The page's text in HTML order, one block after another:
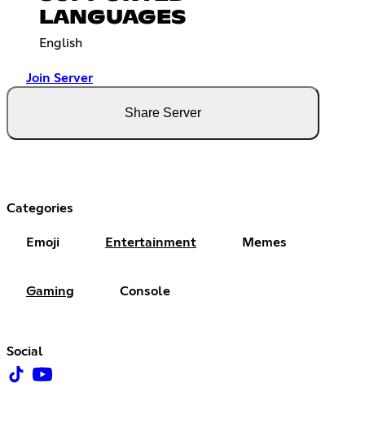
LANGUAGES
English
Join Server
Share Server
Categories
Emoji Entertainment Memes
Gaming Console
Social